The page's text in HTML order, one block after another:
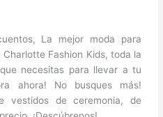
La mejor moda para
Fashion Kids, toda la
necesitas para llevar a tu
ahora! No busques más!
vestidos de ceremonia, de